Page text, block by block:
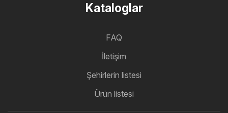
Kataloglar
FAQ
İletişim
Şehirlerin listesi
Ürün listesi